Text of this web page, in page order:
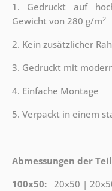
1. Gedruckt auf
Gewicht von 280 g/m2
2. Kein zusätzlicher
3. Gedruckt mit
4. Einfache Montage
5. Verpackt in einem
Abmessungen der
100x50: 20x50 |